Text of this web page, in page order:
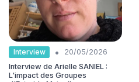
Interview •
20/05/2026
Interview de Arielle SANIEL :
L'impact des Groupes